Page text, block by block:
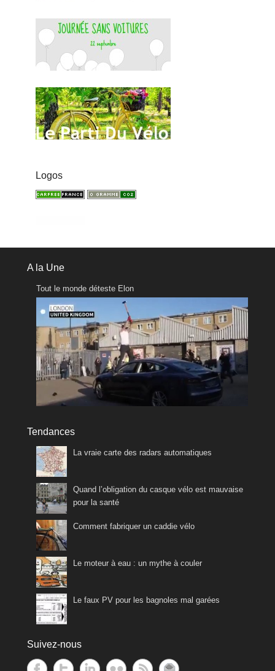
Logos
A la Une
Tout le monde déteste Elon
Tendances
La vraie carte des radars automatiques
Quand l’obligation du casque vélo est mauvaise
pour la santé
Comment fabriquer un caddie vélo
Le moteur à eau : un mythe à couler
Le faux PV pour les bagnoles mal garées
Suivez-nous